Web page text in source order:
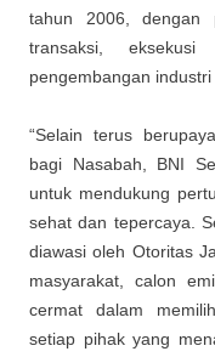
tahun 2006, dengan
transaksi,
pengembangan
“Selain terus
bagi Nasabah, BNI
untuk mendukung
sehat dan tepercaya.
diawasi oleh Otoritas
masyarakat, calon
cermat dalam
setiap pihak yang